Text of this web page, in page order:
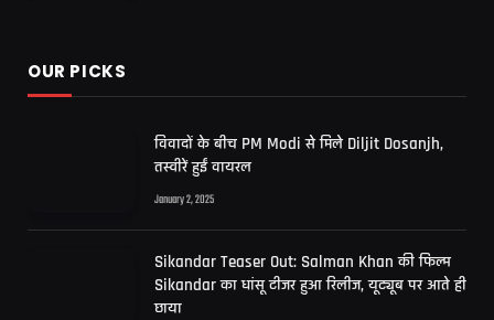
OUR PICKS
विवादों के बीच PM Modi से मिले Diljit Dosanjh,
तस्वीरें हुईं वायरल
January 2, 2025
Sikandar Teaser Out: Salman Khan की फिल्म
Sikandar का धांसू टीजर हुआ रिलीज, यूट्यूब पर आते ही
छाया